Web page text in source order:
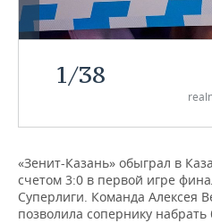
НЕФТЕХИМИЯ
ЭНЕРГЕТИКА
РОЗНИЧНАЯ ТОРГОВЛЯ
ТРАНСПОРТ
НОВОСТИ ТЕХНОЛОГИЙ
ТЕЛЕКОММУНИКАЦИИ
МЕРОПРИЯТИЯ
НОВОСТИ МЕРОПРИЯТИЙ
БИЗНЕС-БРАНЧИ
ONLINE-КОНФЕРЕНЦИИ
СПОРТ
ФУТБОЛ
ХОККЕЙ
НОВОСТИ ОБЩЕСТВА
ВЛАСТЬ
ФОТОГАЛЕРЕЯ
СЮЖЕТЫ
1/38
«Зенит-Казань» обыграл в
счетом 3:0 в первой игре
Суперлиги. Команда Алексея
позволила сопернику набрать